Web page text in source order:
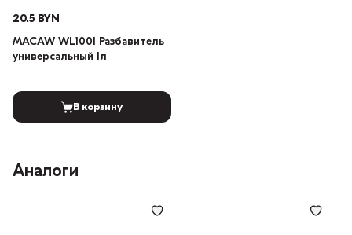
20.5 BYN
MACAW WL1001 Разбавитель
универсальный 1л
В корзину
Аналоги